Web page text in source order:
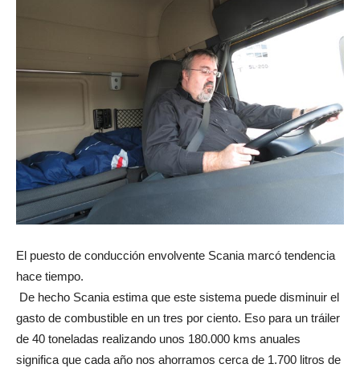
El puesto de conducción envolvente Scania marcó tendencia
hace tiempo.
De hecho Scania estima que este sistema puede disminuir el
gasto de combustible en un tres por ciento. Eso para un tráiler
de 40 toneladas realizando unos 180.000 kms anuales
significa que cada año nos ahorramos cerca de 1.700 litros de